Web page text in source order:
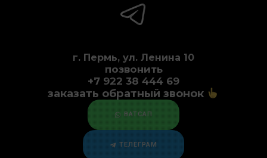
г. Пермь, ул. Ленина 10
позвонить
+7 922 38 444 69
заказать обратный звонок
ВАТСАП
ТЕЛЕГРАМ